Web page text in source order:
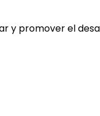
y promover el